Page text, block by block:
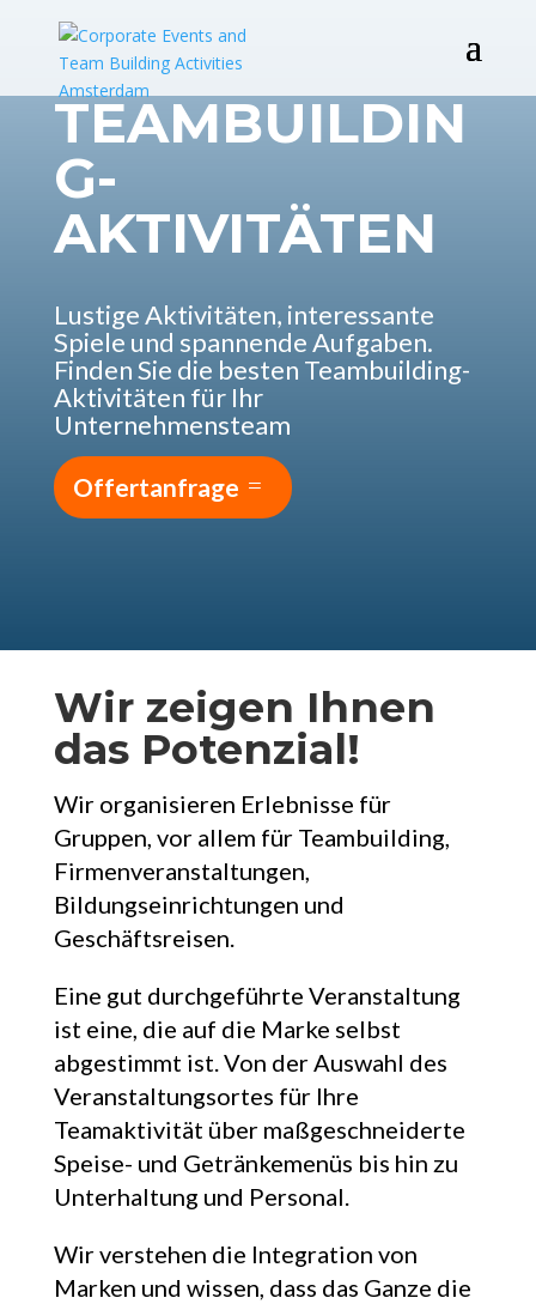
TEAMBUILDIN
G-
AKTIVITÄTEN
Lustige Aktivitäten, interessante
Spiele und spannende Aufgaben.
Finden Sie die besten Teambuilding-
Aktivitäten für Ihr
Unternehmensteam
Offertanfrage
Wir zeigen Ihnen
das Potenzial!
Wir organisieren Erlebnisse für
Gruppen, vor allem für Teambuilding,
Firmenveranstaltungen,
Bildungseinrichtungen und
Geschäftsreisen.
Eine gut durchgeführte Veranstaltung
ist eine, die auf die Marke selbst
abgestimmt ist. Von der Auswahl des
Veranstaltungsortes für Ihre
Teamaktivität über maßgeschneiderte
Speise- und Getränkemenüs bis hin zu
Unterhaltung und Personal.
Wir verstehen die Integration von
Marken und wissen, dass das Ganze die